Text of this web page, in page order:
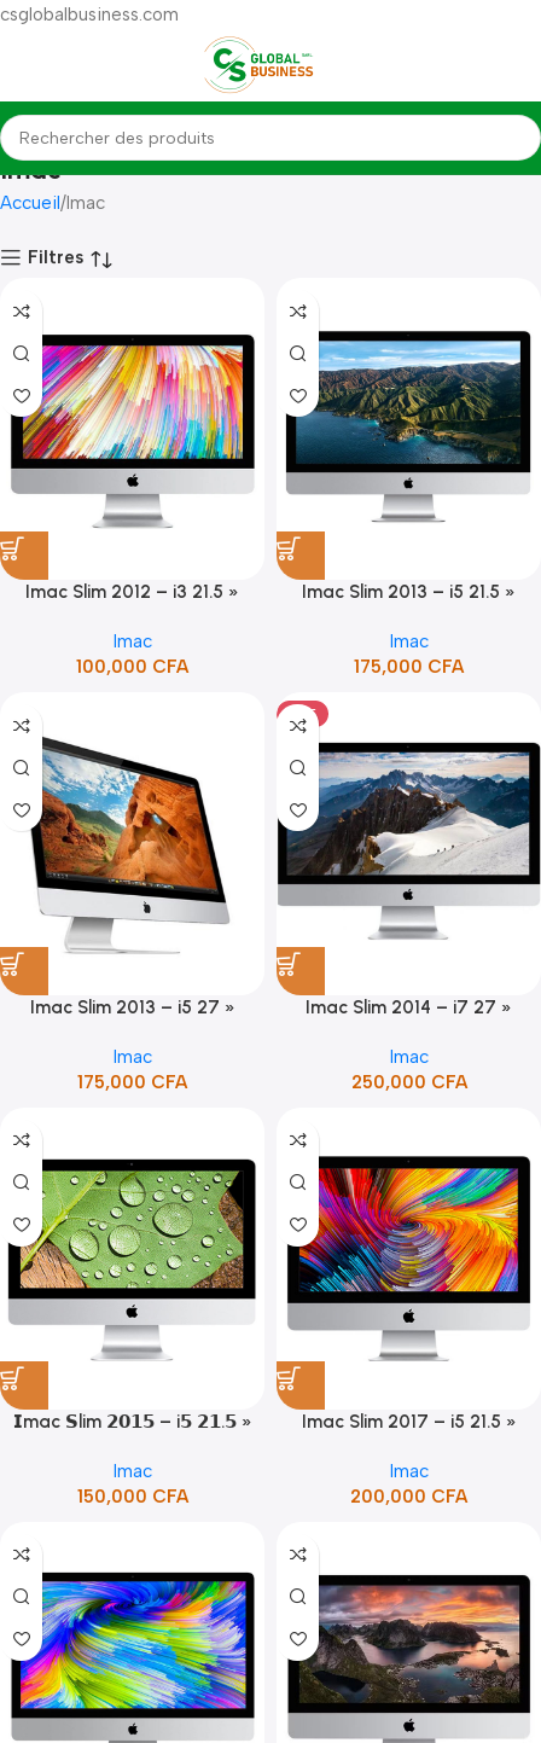
csglobalbusiness.com
Imac
Accueil Imac
Filtres
Imac Slim 2012 – i3 21.5 »
Imac
100,000 CFA
Imac Slim 2013 – i5 21.5 »
Imac
175,000 CFA
Imac Slim 2013 – i5 27 »
Imac
175,000 CFA
HOT
Imac Slim 2014 – i7 27 »
Imac
250,000 CFA
𝗜mac 𝗦lim 𝟮𝟬𝟭𝟱 – i𝟱 𝟮𝟭.𝟱 »
Imac
150,000 CFA
Imac Slim 2017 – i5 21.5 »
Imac
200,000 CFA